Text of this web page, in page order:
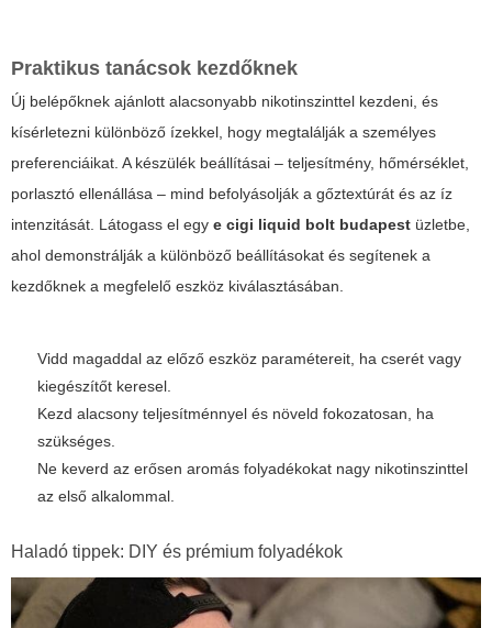
Praktikus tanácsok kezdőknek
Új belépőknek ajánlott alacsonyabb nikotinszinttel kezdeni, és
kísérletezni különböző ízekkel, hogy megtalálják a személyes
preferenciáikat. A készülék beállításai – teljesítmény, hőmérséklet,
porlasztó ellenállása – mind befolyásolják a gőztextúrát és az íz
intenzitását. Látogass el egy e cigi liquid bolt budapest üzletbe,
ahol demonstrálják a különböző beállításokat és segítenek a
kezdőknek a megfelelő eszköz kiválasztásában.
Vidd magaddal az előző eszköz paramétereit, ha cserét vagy
kiegészítőt keresel.
Kezd alacsony teljesítménnyel és növeld fokozatosan, ha
szükséges.
Ne keverd az erősen aromás folyadékokat nagy nikotinszinttel
az első alkalommal.
Haladó tippek: DIY és prémium folyadékok